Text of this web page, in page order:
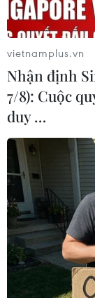
#nhà chọc trời
vietnamplus.vn
Nhận định
7/8): Cuộc
duy …